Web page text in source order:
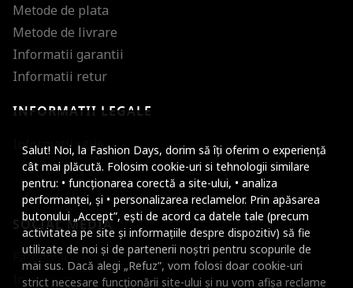
Salut! Noi, la Fashion Days, dorim să îți oferim o experiență
cât mai plăcută. Folosim cookie-uri si tehnologii similare
pentru: • funcționarea corectă a site-ului, • analiza
performanței, și • personalizarea reclamelor. Prin apăsarea
butonului „Accept”, ești de acord ca datele tale (precum
activitatea pe site și informațiile despre dispozitiv) să fie
utilizate de noi și de partenerii noștri pentru scopurile de
mai sus. Dacă alegi „Refuz”, vom folosi doar cookie-uri
strict necesare funcționării site-ului și nu vom afișa reclame
Metode de plata
Metode de livrare
Informatii garantii
Informatii retur
INFORMATII LEGALE
Informatii utile
SOCIAL MEDIA
Facebook
Instagram
Micsoreaza
Mareste spatierea
Micsoreaza
Mareste inaltimea